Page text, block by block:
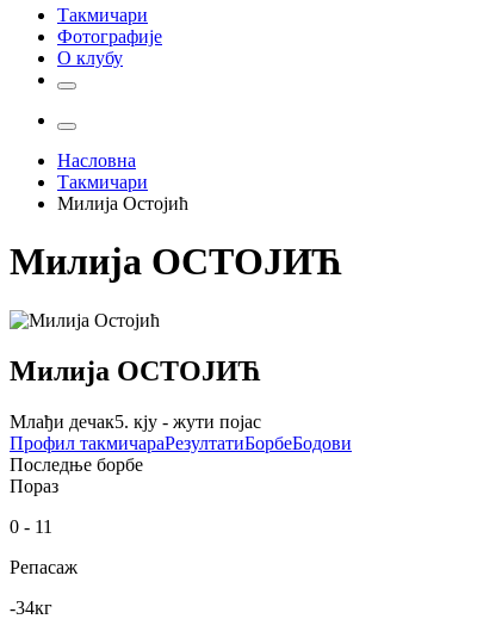
Такмичари
Фотографије
О клубу
Насловна
Такмичари
Милија Остојић
Милија ОСТОЈИЋ
Милија ОСТОЈИЋ
Млађи дечак5. кју - жути појас
Профил такмичараРезултатиБорбеБодови
Последње борбе
Пораз
0 - 11
Репасаж
-34кг